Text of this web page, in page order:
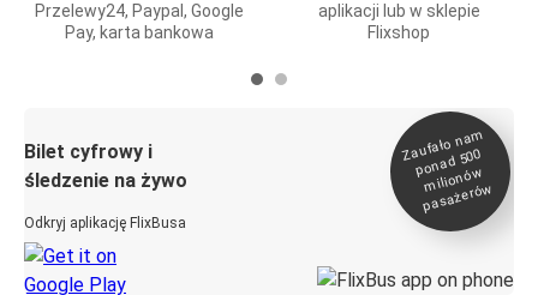
Przelewy24, Paypal, Google
Pay, karta bankowa
aplikacji lub w sklepie
Flixshop
Bilet cyfrowy i
śledzenie na żywo
Odkryj aplikację FlixBusa
Zaufało na
m
ponad 500
milionó
w
pasażeró
w